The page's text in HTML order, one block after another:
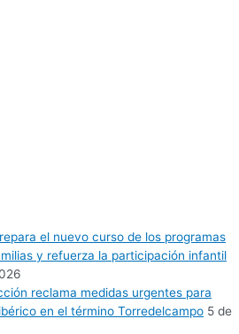
el nuevo curso de los programas
y refuerza la participación infantil
reclama medidas urgentes para
en el término Torredelcampo 5 de